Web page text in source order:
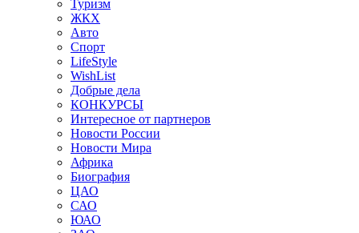
Туризм
ЖКХ
Авто
Спорт
LifeStyle
WishList
Добрые дела
КОНКУРСЫ
Интересное от партнеров
Новости России
Новости Мира
Африка
Биография
ЦАО
САО
ЮАО